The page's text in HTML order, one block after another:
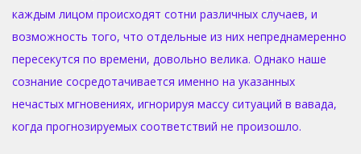
каждым лицом происходят сотни различных случаев, и
возможность того, что отдельные из них непреднамеренно
пересекутся по времени, довольно велика. Однако наше
сознание сосредотачивается именно на указанных
нечастых мгновениях, игнорируя массу ситуаций в вавада,
когда прогнозируемых соответствий не произошло.